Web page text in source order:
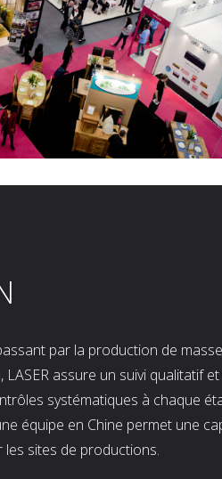
par la production de
assure un suivi qualitatif
systématiques à chaque
équipe en Chine permet une
les sites de productions.